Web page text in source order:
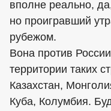
вполне реально,
но проигравший
рубежом.
Вона против
территории таких
Казахстан,
Куба, Колумбия.